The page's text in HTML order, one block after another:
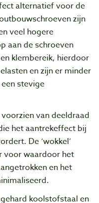
alternatief voor de
zijn
veel hogere
aan de schroeven
klembereik, hierdoor
en zijn er minder
stevige
van deeldraad
het aantrekeffect bij
De ‘wokkel’
voor waardoor het
en het
koolstofstaal en